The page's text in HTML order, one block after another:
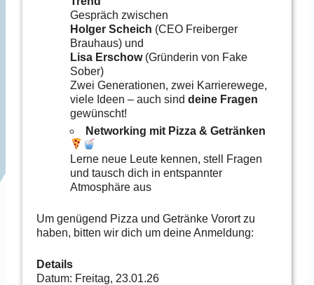
Gespräch zwischen
Holger Scheich (CEO Freiberger
Brauhaus) und
Lisa Erschow(Gründerin von Fake
Sober)
Zwei Generationen, zwei Karrierewege,
viele Ideen – auch sind deine Fragen
gewünscht!
Networking mit Pizza & Getränken
Lerne neue Leute kennen, stell Fragen
und tausch dich in entspannter
Atmosphäre aus
Um genügend Pizza und Getränke Vorort zu
haben, bitten wir dich um deine Anmeldung:
Details
Datum: Freitag, 23.01.26